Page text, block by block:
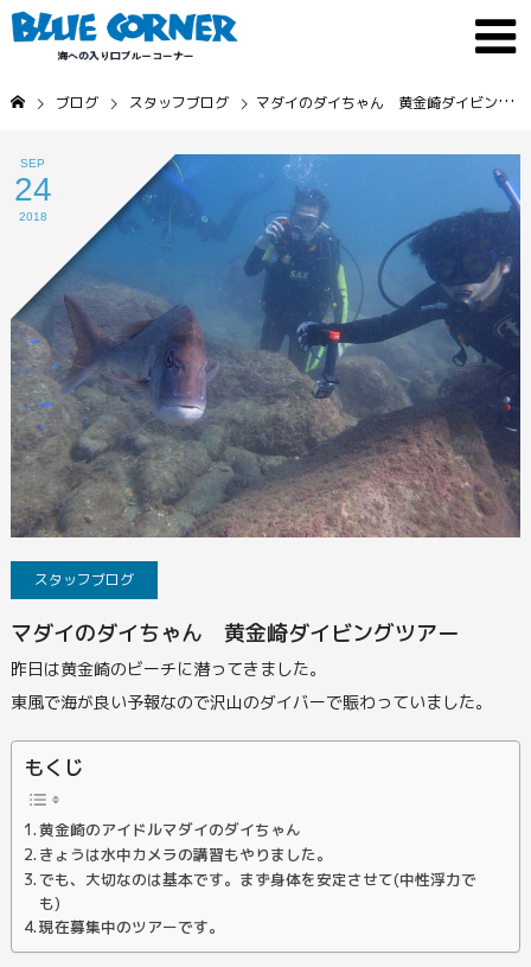
ブログ スタッフブログ マダイのダイちゃん 黄金崎ダイビングツアー
SEP
24
2018
スタッフブログ
マダイのダイちゃん 黄金崎ダイビングツアー
昨日は黄金崎のビーチに潜ってきました。
東風で海が良い予報なので沢山のダイバーで賑わっていました。
もくじ
黄金崎のアイドルマダイのダイちゃん
きょうは水中カメラの講習もやりました。
でも、大切なのは基本です。まず身体を安定させて(中性浮力で
も)
現在募集中のツアーです。